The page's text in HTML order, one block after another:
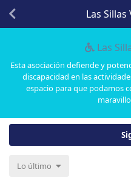
Las
Esta asociación defiende y
discapacidad en las
espacio para que podamos
Las
Lo último